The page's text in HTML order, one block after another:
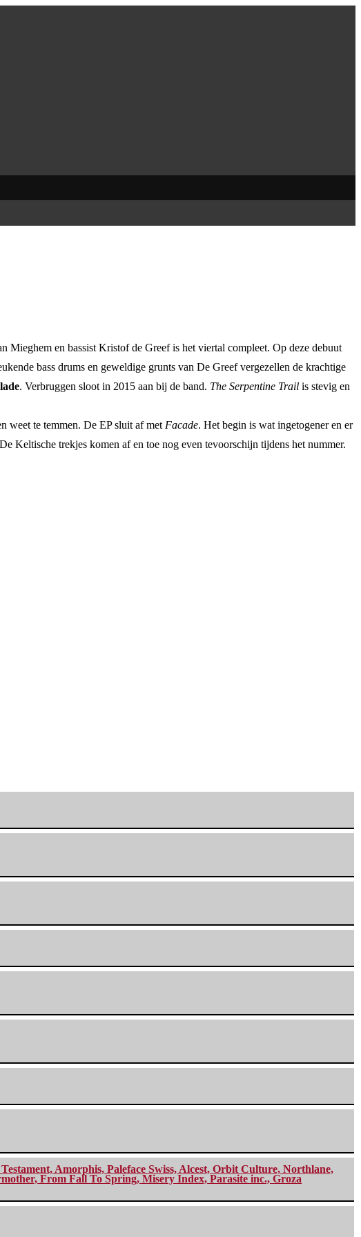
Mieghem en bassist Kristof de Greef is het viertal compleet. Op deze debuut
bass drums en geweldige grunts van De Greef vergezellen de krachtige
. Verbruggen sloot in 2015 aan bij de band. The Serpentine Trail is stevig en
weet te temmen. De EP sluit af met Facade. Het begin is wat ingetogener en er
Keltische trekjes komen af en toe nog even tevoorschijn tijdens het nummer.
Amorphis, Paleface Swiss, Alcest, Orbit Culture, Northlane,
From Fall To Spring, Misery Index, Parasite inc., Groza